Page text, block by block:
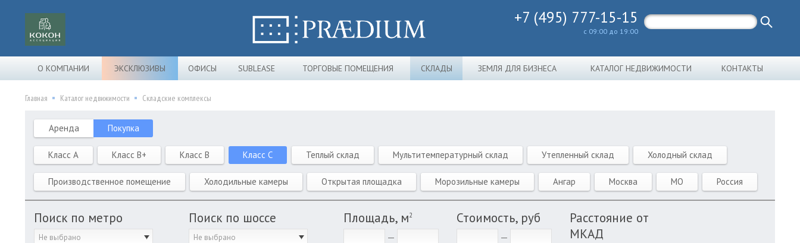
+7 (495) 777-15-15
с 09:00 до 19:00
О КОМПАНИИ ЭКСКЛЮЗИВЫ ОФИСЫ SUBLEASE ТОРГОВЫЕ ПОМЕЩЕНИЯ СКЛАДЫ ЗЕМЛЯ ДЛЯ БИЗНЕСА КАТАЛОГ НЕДВИЖИМОСТИ КОНТАКТЫ
Главная Каталог недвижимости Складские комплексы
Аренда Покупка
Класс A Класс B+ Класс B Класс C Теплый склад Мультитемпературный склад Утепленный склад Холодный склад
Производственное помещение Холодильные камеры Открытая площадка Морозильные камеры Ангар Москва МО Россия
Поиск по метро
Не выбрано
Поиск по шоссе
Не выбрано
Площадь, м2 Стоимость, руб
Расстояние от
МКАД